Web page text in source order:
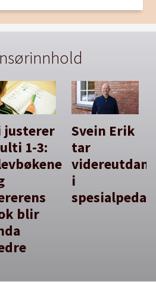
justerer
1-3:
blir
Svein Erik
tar
i